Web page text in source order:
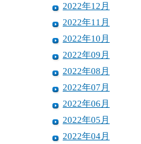
2022年12月
2022年11月
2022年10月
2022年09月
2022年08月
2022年07月
2022年06月
2022年05月
2022年04月